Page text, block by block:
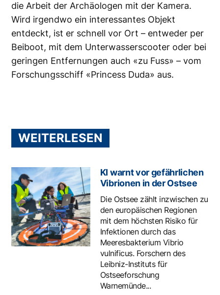
die Arbeit der Archäologen mit der Kamera.
Wird irgendwo ein interessantes Objekt
entdeckt, ist er schnell vor Ort – entweder per
Beiboot, mit dem Unterwasserscooter oder bei
geringen Entfernungen auch «zu Fuss» – vom
Forschungsschiff «Princess Duda» aus.
WEITERLESEN
KI warnt vor gefährlichen
Vibrionen in der Ostsee
Die Ostsee zählt inzwischen zu
den europäischen Regionen
mit dem höchsten Risiko für
Infektionen durch das
Meeresbakterium Vibrio
vulnificus. Forschern des
Leibniz-Instituts für
Ostseeforschung
Warnemünde...